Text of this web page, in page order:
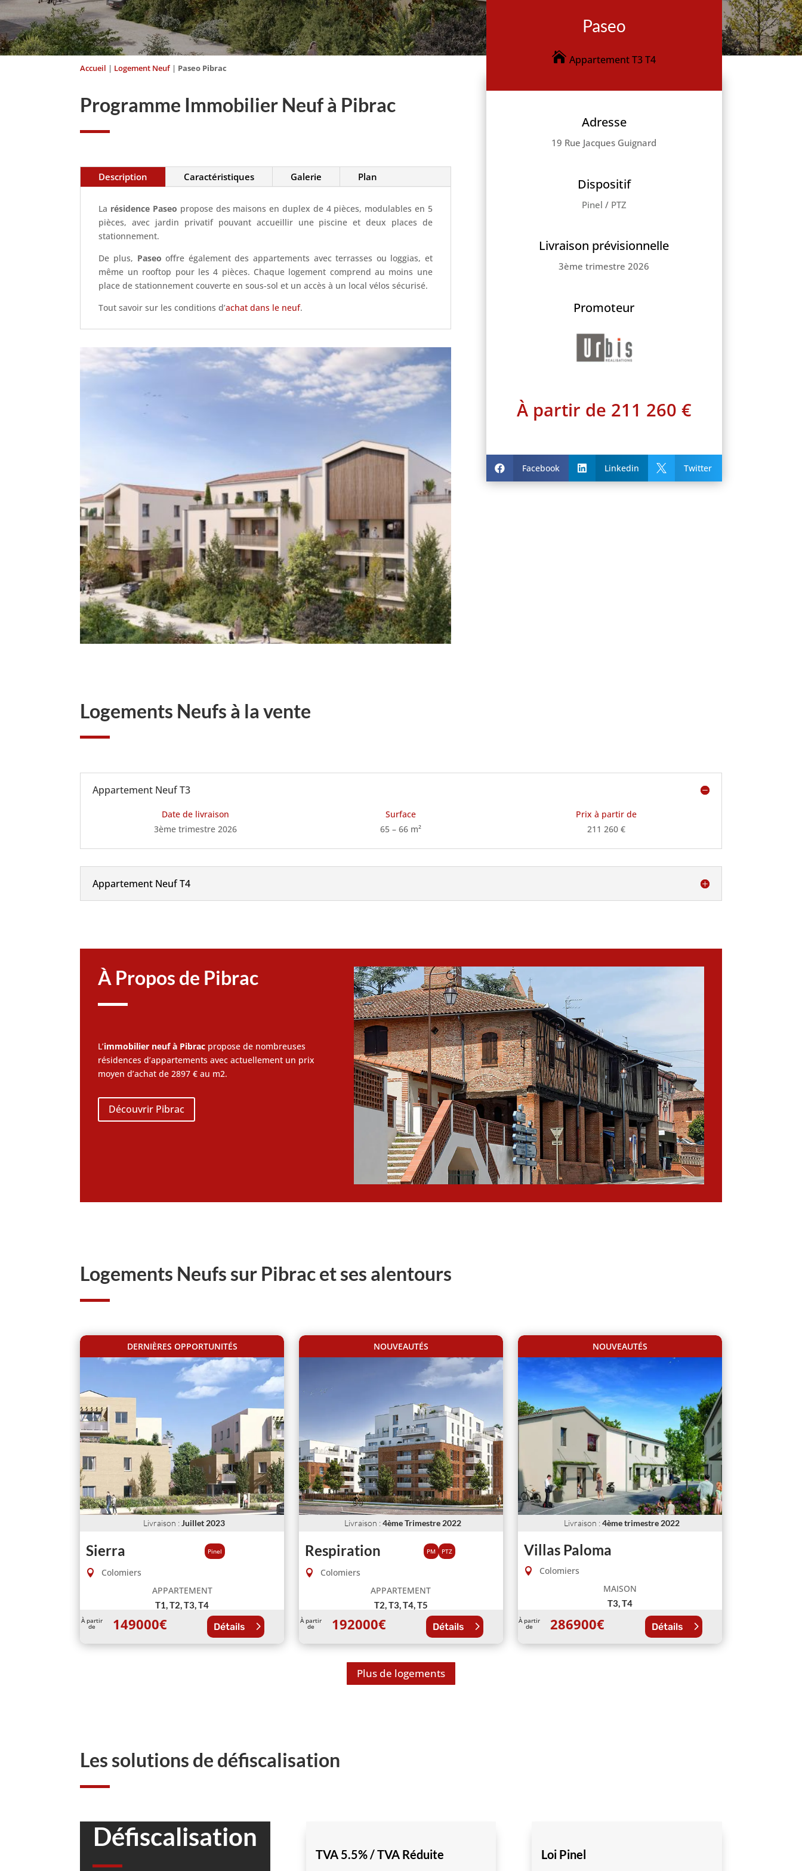
Accueil | Logement Neuf| Paseo Pibrac
Programme Immobilier Neuf à Pibrac
Description Caractéristiques Galerie Plan
La résidence Paseo propose des maisons en duplex de 4 pièces, modulables en 5
pièces, avec jardin privatif pouvant accueillir une piscine et deux places de
stationnement.
De plus, Paseo offre également des appartements avec terrasses ou loggias, et
même un rooftop pour les 4 pièces. Chaque logement comprend au moins une
place de stationnement couverte en sous-sol et un accès à un local vélos sécurisé.
Tout savoir sur les conditions d’achat dans le neuf.
Paseo
Appartement T3 T4
Adresse
19 Rue Jacques Guignard
Dispositif
Pinel / PTZ
Livraison prévisionnelle
3ème trimestre 2026
Promoteur
À partir de 211 260 €
 Facebook  Linkedin  Twitter
Logements Neufs à la vente
Appartement Neuf T3
Date de livraison Surface
Prix à partir de
3ème trimestre 2026
65 – 66 m² 211 260 €
Appartement Neuf T4
À Propos de Pibrac
L’immobilier neuf à Pibrac propose de nombreuses
résidences d’appartements avec actuellement un prix
moyen d’achat de 2897 € au m2.
Découvrir Pibrac
Logements Neufs sur Pibrac et ses alentours
DERNIÈRES OPPORTUNITÉS
Livraison :Juillet 2023
Sierra Pinel
Colomiers
APPARTEMENT
T1, T2, T3, T4
À partir
de 149000€ Détails
NOUVEAUTÉS
Livraison :4ème Trimestre 2022
Respiration PM PTZ
Colomiers
APPARTEMENT
T2, T3, T4, T5
À partir
de 192000€ Détails
NOUVEAUTÉS
Livraison :4ème trimestre 2022
Villas Paloma
Colomiers
MAISON
T3, T4
À partir
de 286900€ Détails
Plus de logements
Les solutions de défiscalisation
Défiscalisation
TVA 5.5% / TVA Réduite Loi Pinel